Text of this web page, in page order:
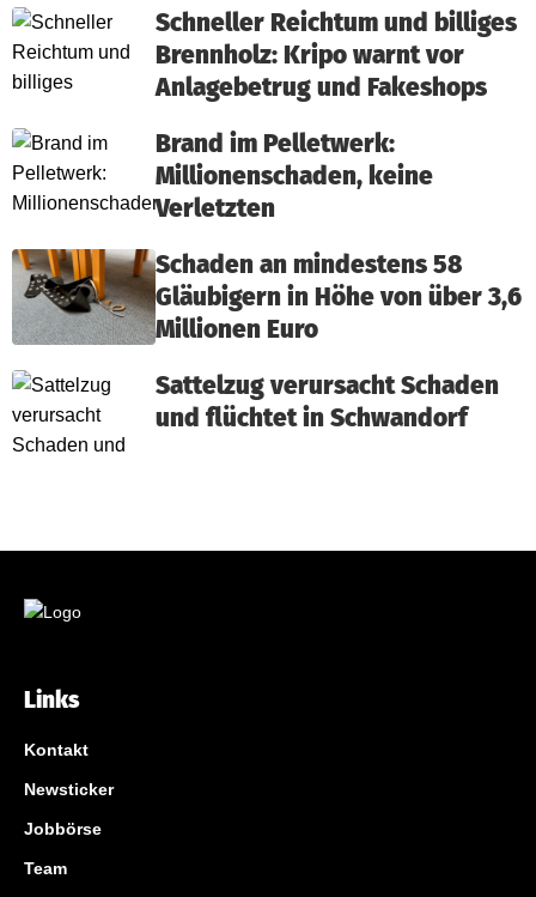
Schneller Reichtum und billiges
Brennholz: Kripo warnt vor
Anlagebetrug und Fakeshops
Brand im Pelletwerk:
Millionenschaden, keine
Verletzten
Schaden an mindestens 58
Gläubigern in Höhe von über 3,6
Millionen Euro
Sattelzug verursacht Schaden
und flüchtet in Schwandorf
Links
Kontakt
Newsticker
Jobbörse
Team